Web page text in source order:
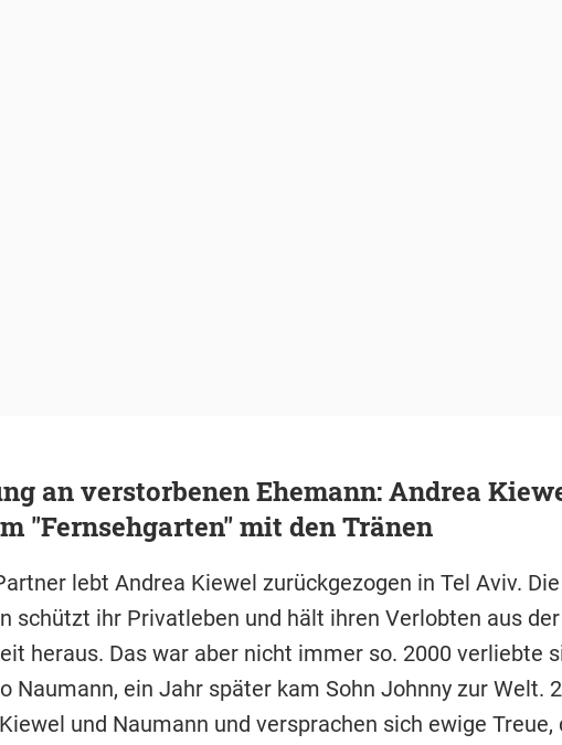
an verstorbenen Ehemann: Andrea
"Fernsehgarten" mit den Tränen
lebt Andrea Kiewel zurückgezogen in Tel Aviv. Die
schützt ihr Privatleben und hält ihren Verlobten aus der
heraus. Das war aber nicht immer so. 2000 verliebte
Naumann, ein Jahr später kam Sohn Johnny zur Welt.
und Naumann und versprachen sich ewige Treue,